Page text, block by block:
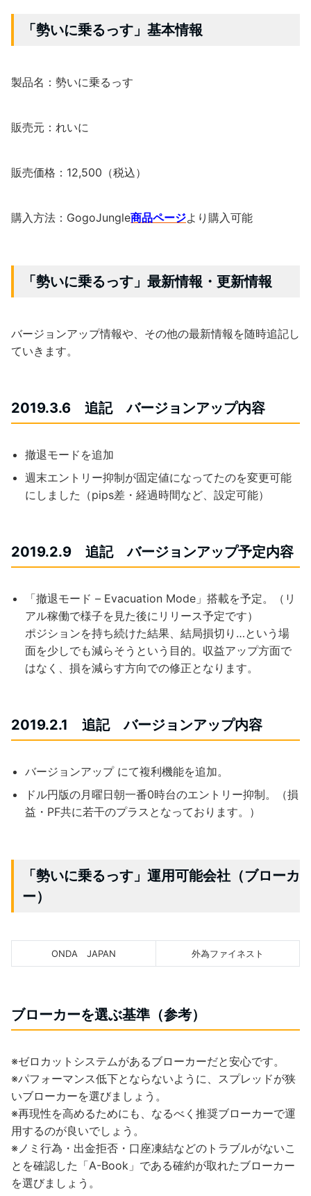
「勢いに乗るっす」基本情報
製品名：勢いに乗るっす
販売元：れいに
販売価格：12,500（税込）
購入方法：GogoJungle商品ページより購入可能
「勢いに乗るっす」最新情報・更新情報
バージョンアップ情報や、その他の最新情報を随時追記し
ていきます。
2019.3.6 追記 バージョンアップ内容
撤退モードを追加
週末エントリー抑制が固定値になってたのを変更可能
にしました（pips差・経過時間など、設定可能）
2019.2.9 追記 バージョンアップ予定内容
「撤退モード – Evacuation Mode」搭載を予定。（リ
アル稼働で様子を見た後にリリース予定です）
ポジションを持ち続けた結果、結局損切り…という場
面を少しでも減らそうという目的。収益アップ方面で
はなく、損を減らす方向での修正となります。
2019.2.1 追記 バージョンアップ内容
バージョンアップ にて複利機能を追加。
ドル円版の月曜日朝一番0時台のエントリー抑制。（損
益・PF共に若干のプラスとなっております。）
「勢いに乗るっす」運用可能会社（ブローカ
ー）
ONDA JAPAN 外為ファイネスト
ブローカーを選ぶ基準（参考）
※ゼロカットシステムがあるブローカーだと安心です。
※パフォーマンス低下とならないように、スプレッドが狭
いブローカーを選びましょう。
※再現性を高めるためにも、なるべく推奨ブローカーで運
用するのが良いでしょう。
※ノミ行為・出金拒否・口座凍結などのトラブルがないこ
とを確認した「A-Book」である確約が取れたブローカー
を選びましょう。